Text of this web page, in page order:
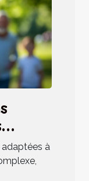
la
adaptées à